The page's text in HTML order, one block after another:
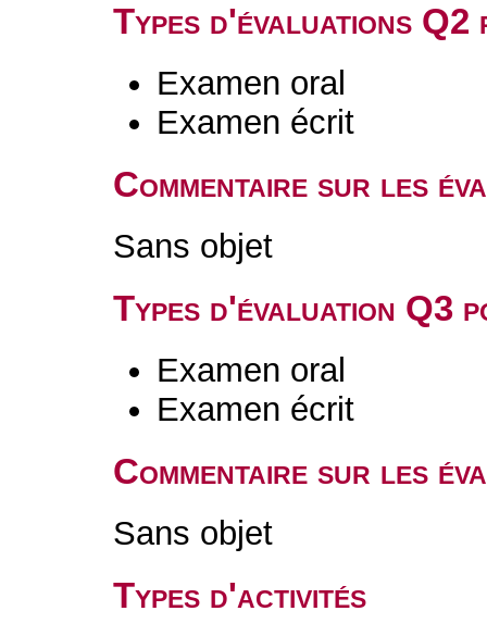
Types d'évaluations
Examen oral
Examen écrit
Commentaire sur les
Sans objet
Types d'évaluation Q3
Examen oral
Examen écrit
Commentaire sur les
Sans objet
Types d'activités